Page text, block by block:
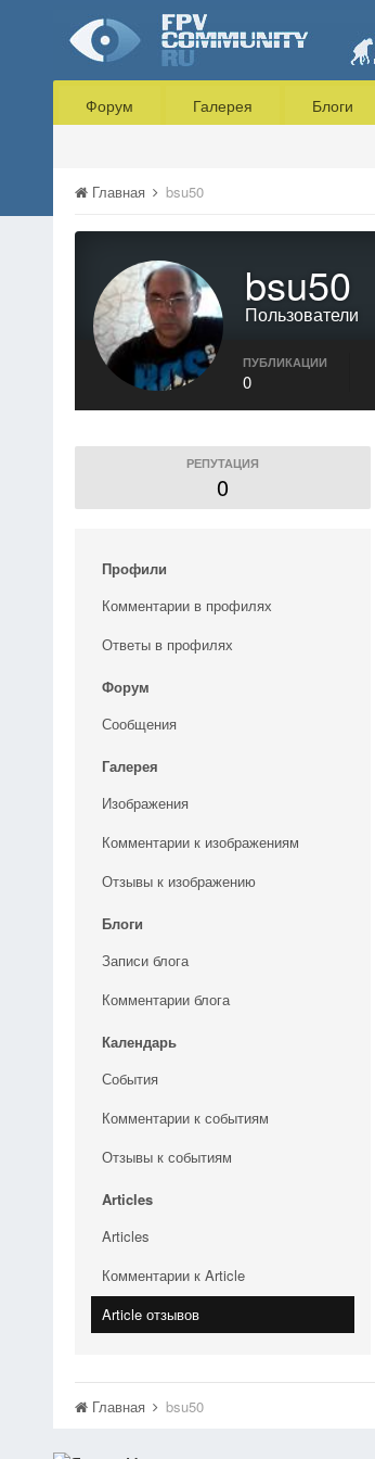
Форум Галерея Блоги
Главная bsu50
bsu50
Пользователи
ПУБЛИКАЦИИ
0
РЕПУТАЦИЯ
0
Профили
Комментарии в профилях
Ответы в профилях
Форум
Сообщения
Галерея
Изображения
Комментарии к изображениям
Отзывы к изображению
Блоги
Записи блога
Комментарии блога
Календарь
События
Комментарии к событиям
Отзывы к событиям
Articles
Articles
Комментарии к Article
Article отзывов
Главная bsu50